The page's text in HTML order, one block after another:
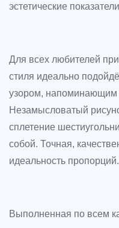
эстетические
Для всех любителей
стиля идеально
узором,
Незамысловатый
сплетение
собой. Точная,
идеальность пропорций.
Выполненная по всем